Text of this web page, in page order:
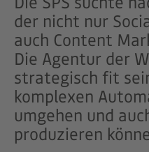
der nicht nur
auch Content
Die Agentur der
strategisch fit
komplexen
umgehen und
produzieren